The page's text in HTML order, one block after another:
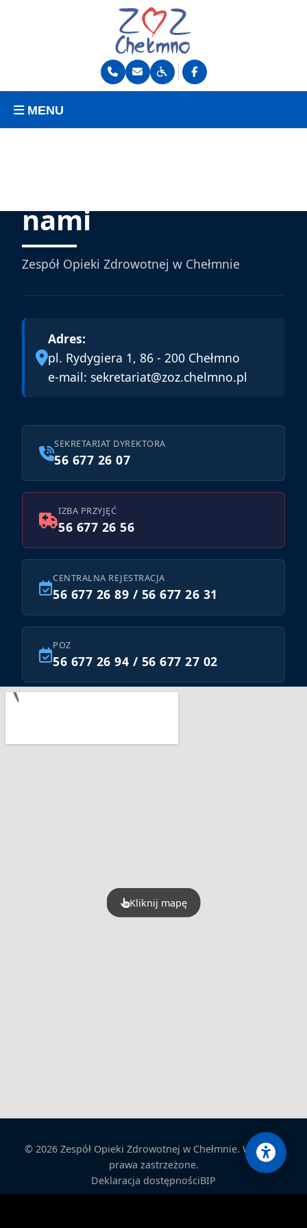
MENU
nami
Zespół Opieki Zdrowotnej w Chełmnie
Adres:
pl. Rydygiera 1, 86 - 200 Chełmno
e-mail: sekretariat@zoz.chelmno.pl
SEKRETARIAT DYREKTORA
56 677 26 07
IZBA PRZYJĘĆ
56 677 26 56
CENTRALNA REJESTRACJA
56 677 26 89 / 56 677 26 31
POZ
56 677 26 94 / 56 677 27 02
Kliknij mapę
© 2026 Zespół Opieki Zdrowotnej w Chełmnie. Wszelkie
prawa zastrzeżone.
Deklaracja dostępnościBIP